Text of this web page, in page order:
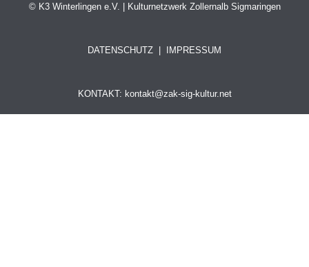
© K3 Winterlingen e.V. | Kulturnetzwerk Zollernalb Sigmaringen
DATENSCHUTZ | IMPRESSUM
KONTAKT: kontakt@zak-sig-kultur.net